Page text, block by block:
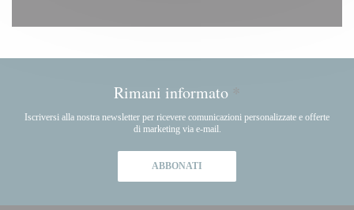
Rimani informato *
Iscriversi alla nostra newsletter per ricevere comunicazioni personalizzate e offerte
di marketing via e-mail.
ABBONATI